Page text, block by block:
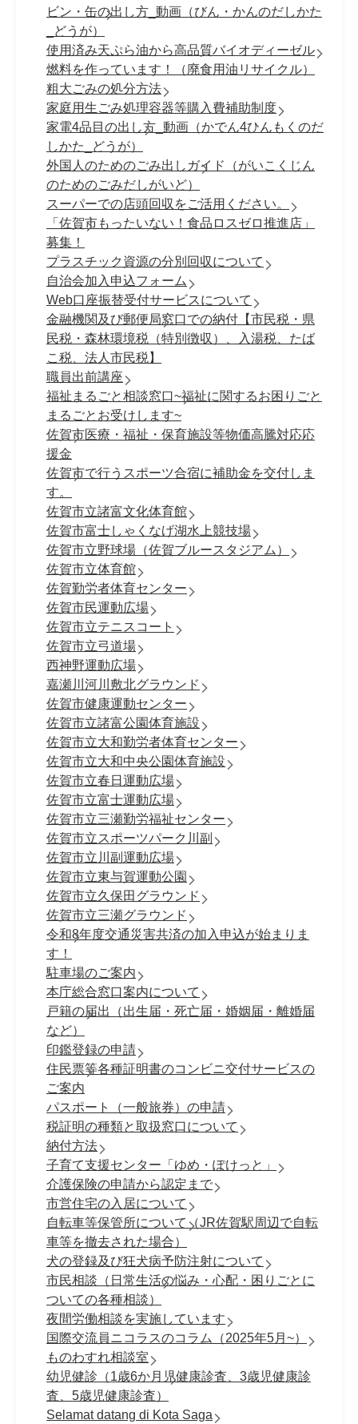
ビン・缶の出し方_動画（びん・かんのだしかた
_どうが）
使用済み天ぷら油から高品質バイオディーゼル
燃料を作っています！（廃食用油リサイクル）
粗大ごみの処分方法
家庭用生ごみ処理容器等購入費補助制度
家電4品目の出し方_動画（かでん4ひんもくのだ
しかた_どうが）
外国人のためのごみ出しガイド（がいこくじん
のためのごみだしがいど）
スーパーでの店頭回収をご活用ください。
「佐賀市もったいない！食品ロスゼロ推進店」
募集！
プラスチック資源の分別回収について
自治会加入申込フォーム
Web口座振替受付サービスについて
金融機関及び郵便局窓口での納付【市民税・県
民税・森林環境税（特別徴収）、入湯税、たば
こ税、法人市民税】
職員出前講座
福祉まるごと相談窓口~福祉に関するお困りごと
まるごとお受けします~
佐賀市医療・福祉・保育施設等物価高騰対応応
援金
佐賀市で行うスポーツ合宿に補助金を交付しま
す。
佐賀市立諸富文化体育館
佐賀市富士しゃくなげ湖水上競技場
佐賀市立野球場（佐賀ブルースタジアム）
佐賀市立体育館
佐賀勤労者体育センター
佐賀市民運動広場
佐賀市立テニスコート
佐賀市立弓道場
西神野運動広場
嘉瀬川河川敷北グラウンド
佐賀市健康運動センター
佐賀市立諸富公園体育施設
佐賀市立大和勤労者体育センター
佐賀市立大和中央公園体育施設
佐賀市立春日運動広場
佐賀市立富士運動広場
佐賀市立三瀬勤労福祉センター
佐賀市立スポーツパーク川副
佐賀市立川副運動広場
佐賀市立東与賀運動公園
佐賀市立久保田グラウンド
佐賀市立三瀬グラウンド
令和8年度交通災害共済の加入申込が始まりま
す！
駐車場のご案内
本庁総合窓口案内について
戸籍の届出（出生届・死亡届・婚姻届・離婚届
など）
印鑑登録の申請
住民票等各種証明書のコンビニ交付サービスの
ご案内
パスポート（一般旅券）の申請
税証明の種類と取扱窓口について
納付方法
子育て支援センター「ゆめ・ぽけっと」
介護保険の申請から認定まで
市営住宅の入居について
自転車等保管所について（JR佐賀駅周辺で自転
車等を撤去された場合）
犬の登録及び狂犬病予防注射について
市民相談（日常生活の悩み・心配・困りごとに
ついての各種相談）
夜間労働相談を実施しています
国際交流員ニコラスのコラム（2025年5月~）
ものわすれ相談室
幼児健診（1歳6か月児健康診査、3歳児健康診
査、5歳児健康診査）
Selamat datang di Kota Saga